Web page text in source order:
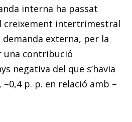
interna ha passat
creixement intertrimestral
demanda externa, per la
una contribució
negativa del que s’havia
p. p. en relació amb –